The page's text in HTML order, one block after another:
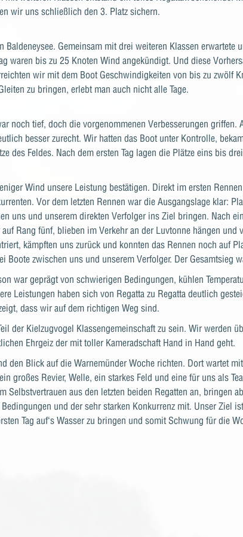
wir uns schließlich den 3. Platz sichern.
Baldeneysee. Gemeinsam mit drei weiteren Klassen erwartete
waren bis zu 25 Knoten Wind angekündigt. Und diese
wir mit dem Boot Geschwindigkeiten von bis zu zwölf
zu bringen, erlebt man auch nicht alle Tage.
noch tief, doch die vorgenommenen Verbesserungen griffen.
besser zurecht. Wir hatten das Boot unter Kontrolle,
des Feldes. Nach dem ersten Tag lagen die Plätze eins bis
Wind unsere Leistung bestätigen. Direkt im ersten
Vor dem letzten Rennen war die Ausgangslage klar:
uns und unserem direkten Verfolger ins Ziel bringen. Nach
Rang fünf, blieben im Verkehr an der Luvtonne hängen und
kämpften uns zurück und konnten das Rennen noch auf
Boote zwischen uns und unserem Verfolger. Der Gesamtsieg
war geprägt von schwierigen Bedingungen, kühlen
Leistungen haben sich von Regatta zu Regatta deutlich
dass wir auf dem richtigen Weg sind.
der Kielzugvogel Klassengemeinschaft zu sein. Wir werden
Ehrgeiz der mit toller Kameradschaft Hand in Hand geht.
den Blick auf die Warnemünder Woche richten. Dort wartet
großes Revier, Welle, ein starkes Feld und eine für uns als
Selbstvertrauen aus den letzten beiden Regatten an, bringen
und der sehr starken Konkurrenz mit. Unser Ziel
Tag auf‘s Wasser zu bringen und somit Schwung für die